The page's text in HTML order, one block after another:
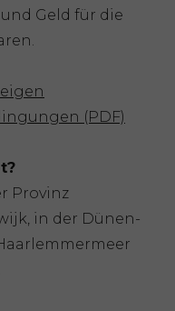
Geld für die
(PDF)
Provinz
in der Dünen-